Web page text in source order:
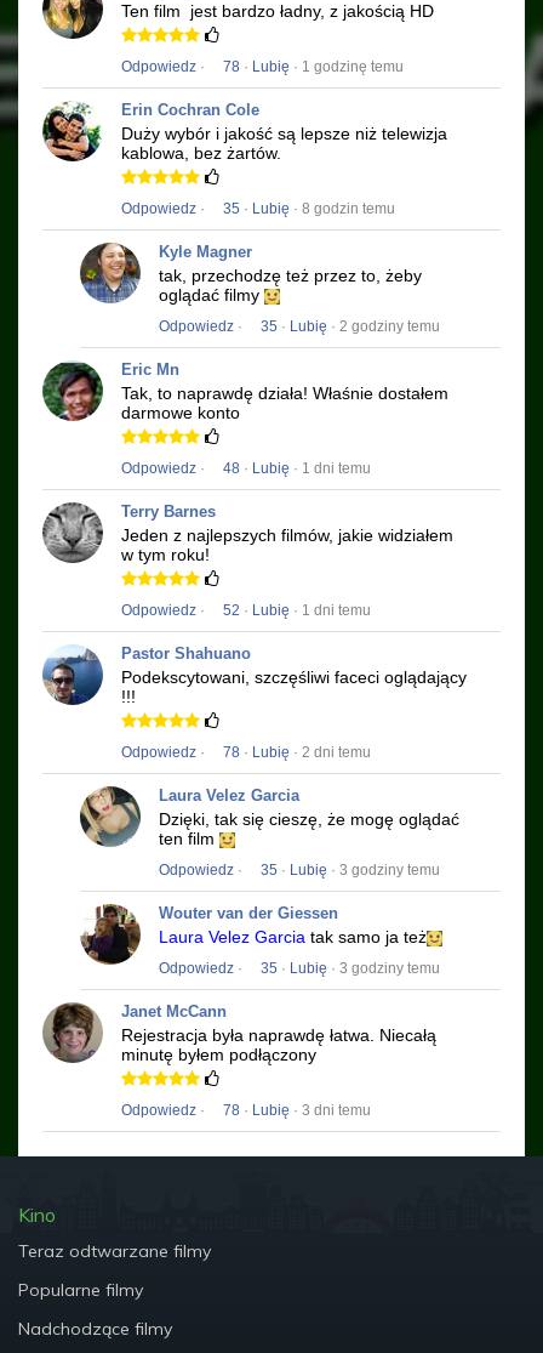
Ten film jest bardzo ładny, z jakością HD
Odpowiedz · 78 · Lubię · 1 godzinę temu
Erin Cochran Cole
Duży wybór i jakość są lepsze niż telewizja
kablowa, bez żartów.
Odpowiedz · 35 · Lubię · 8 godzin temu
Kyle Magner
tak, przechodzę też przez to, żeby
oglądać filmy
Odpowiedz · 35 · Lubię · 2 godziny temu
Eric Mn
Tak, to naprawdę działa! Właśnie dostałem
darmowe konto
Odpowiedz · 48 · Lubię · 1 dni temu
Terry Barnes
Jeden z najlepszych filmów, jakie widziałem
w tym roku!
Odpowiedz · 52 · Lubię · 1 dni temu
Pastor Shahuano
Podekscytowani, szczęśliwi faceci oglądający
!!!
Odpowiedz · 78 · Lubię · 2 dni temu
Laura Velez Garcia
Dzięki, tak się cieszę, że mogę oglądać
ten film
Odpowiedz · 35 · Lubię · 3 godziny temu
Wouter van der Giessen
Laura Velez Garcia tak samo ja też
Odpowiedz · 35 · Lubię · 3 godziny temu
Janet McCann
Rejestracja była naprawdę łatwa. Niecałą
minutę byłem podłączony
Odpowiedz · 78 · Lubię · 3 dni temu
Kino
Teraz odtwarzane filmy
Popularne filmy
Nadchodzące filmy